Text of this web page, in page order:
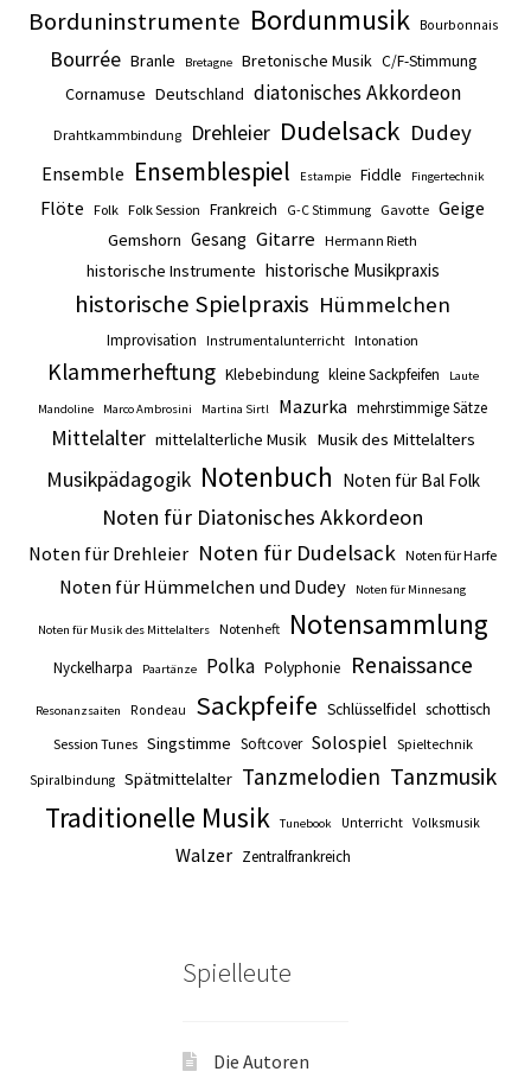
Borduninstrumente Bordunmusik Bourbonnais
Bourrée Branle Bretagne Bretonische Musik C/F-Stimmung
Cornamuse Deutschland diatonisches Akkordeon
Drahtkammbindung Drehleier Dudelsack Dudey
Ensemble Ensemblespiel Estampie Fiddle Fingertechnik
Flöte Folk Folk Session Frankreich G-C Stimmung Gavotte Geige
Gemshorn Gesang Gitarre Hermann Rieth
historische Instrumente historische Musikpraxis
historische Spielpraxis Hümmelchen
Improvisation Instrumentalunterricht Intonation
Klammerheftung Klebebindung kleine Sackpfeifen Laute
Mandoline Marco Ambrosini Martina Sirtl Mazurka mehrstimmige Sätze
Mittelalter mittelalterliche Musik Musik des Mittelalters
Musikpädagogik Notenbuch Noten für Bal Folk
Noten für Diatonisches Akkordeon
Noten für Drehleier Noten für Dudelsack Noten für Harfe
Noten für Hümmelchen und Dudey Noten für Minnesang
Noten für Musik des Mittelalters Notenheft Notensammlung
Nyckelharpa Paartänze Polka Polyphonie Renaissance
Resonanzsaiten Rondeau Sackpfeife Schlüsselfidel schottisch
Session Tunes Singstimme Softcover Solospiel Spieltechnik
Spiralbindung Spätmittelalter Tanzmelodien Tanzmusik
Traditionelle Musik Tunebook Unterricht Volksmusik
Walzer Zentralfrankreich
Spielleute
Die Autoren